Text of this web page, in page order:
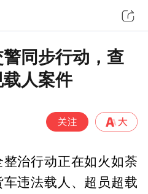
同步行动，查
人案件
治行动正在如火如荼
违法载人、超员超载